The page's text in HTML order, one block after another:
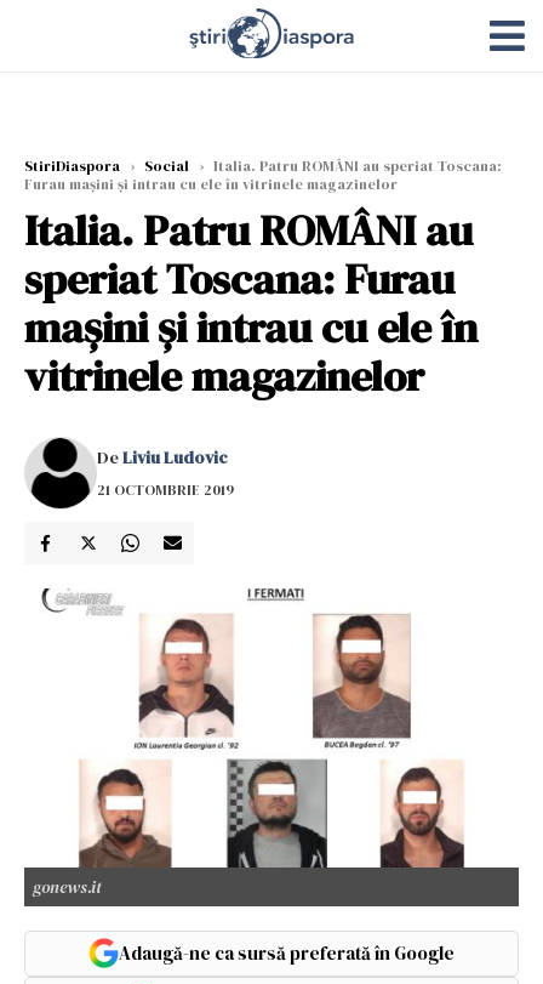
StiriDiaspora › Social › Italia. Patru ROMÂNI au speriat Toscana:
Furau mașini și intrau cu ele în vitrinele magazinelor
Italia. Patru ROMÂNI au
speriat Toscana: Furau
mașini și intrau cu ele în
vitrinele magazinelor
DeLiviu Ludovic
21 OCTOMBRIE 2019
gonews.it
Adaugă-ne ca sursă preferată în Google